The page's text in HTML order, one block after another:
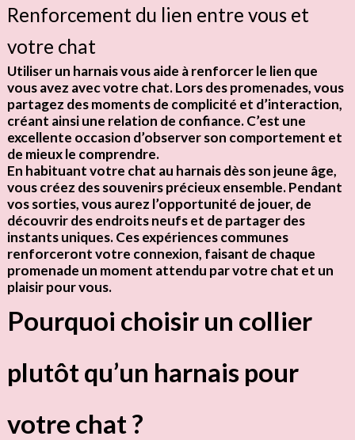
Renforcement du lien entre vous et
votre chat
Utiliser un harnais vous aide àrenforcer le lien que
vous avez avec votre chat. Lors des promenades, vous
partagez des moments de complicité et d’interaction,
créant ainsi une relation de confiance. C’est une
excellente occasion d’observer son comportement et
de mieux le comprendre.
En habituant votre chat au harnais dès son jeune âge,
vous créez des souvenirs précieux ensemble. Pendant
vos sorties, vous aurez l’opportunité de jouer, de
découvrir des endroits neufs et de partager des
instants uniques. Ces expériences communes
renforceront votre connexion, faisant de chaque
promenade un moment attendu par votre chat et un
plaisir pour vous.
Pourquoi choisir un collier
plutôt qu’un harnais pour
votre chat ?